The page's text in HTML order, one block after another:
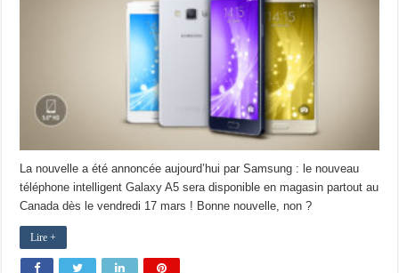
La nouvelle a été annoncée aujourd’hui par Samsung : le nouveau
téléphone intelligent Galaxy A5 sera disponible en magasin partout au
Canada dès le vendredi 17 mars ! Bonne nouvelle, non ?
Lire +